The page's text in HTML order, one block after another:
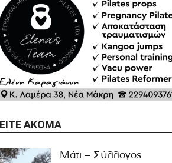
ΑΚΌΜΑ
Μάτι – Σύλλογος